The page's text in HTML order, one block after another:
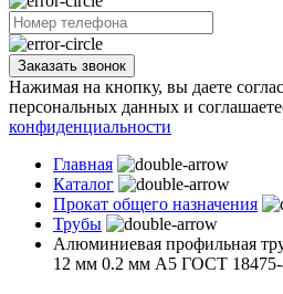
Заказать звонок
Нажимая на кнопку, вы даете
персональных данных и
конфиденциальности
Главная
Каталог
Прокат общего назначения
Трубы
Алюминиевая профильная
12 мм 0.2 мм А5 ГОСТ 18475-